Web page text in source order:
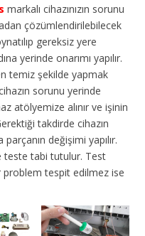
markalı cihazınızın sorunu
çözümlendirilebilecek
gereksiz yere
yerinde onarımı yapılır.
temiz şekilde yapmak
sorunu yerinde
atölyemize alınır ve işinin
takdirde cihazın
değişimi yapılır.
teste tabi tutulur. Test
problem tespit edilmez ise